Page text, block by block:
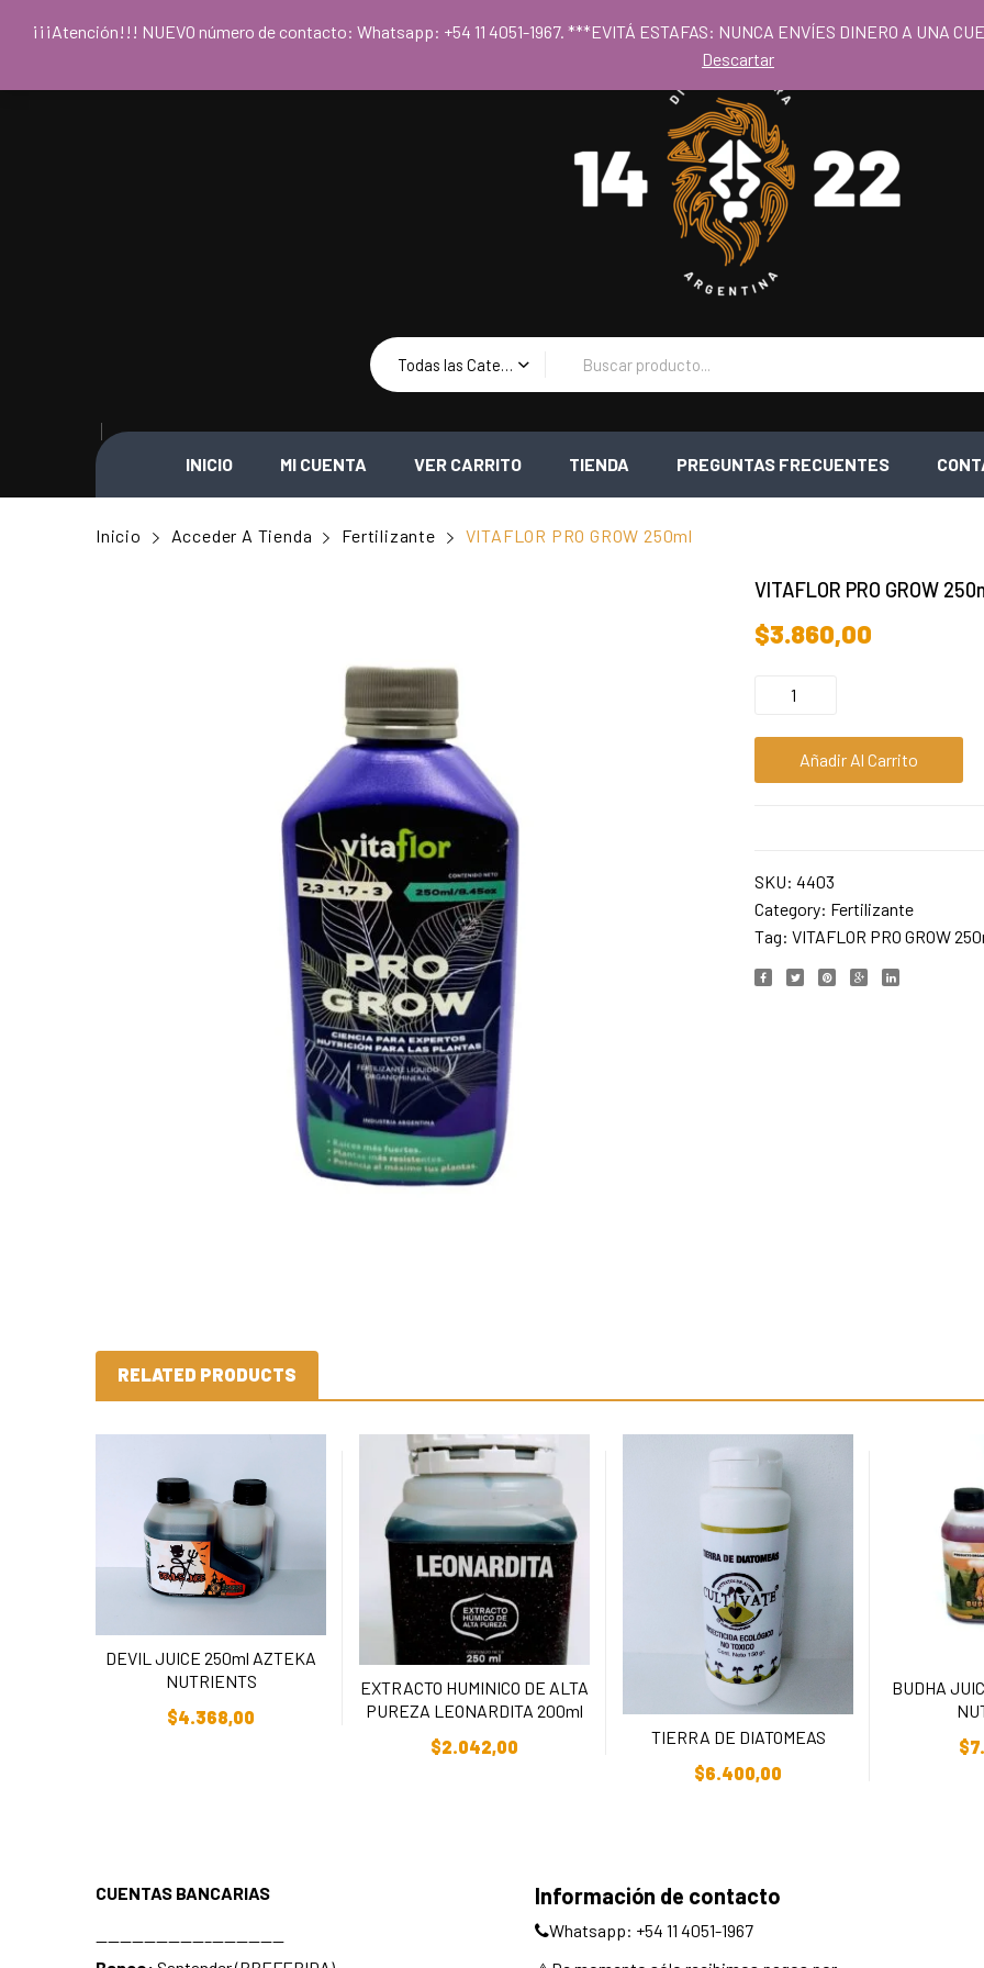
Todas las Categorias
INICIO MI CUENTA VER CARRITO TIENDA PREGUNTAS FRECUENTES
Inicio Acceder A Tienda Fertilizante VITAFLOR PRO GROW 250ml
VITAFLOR PRO GROW
$3.860,00
Añadir Al Carrito
SKU: 4403
Category: Fertilizante
Tag: VITAFLOR PRO GROW
RELATED PRODUCTS
DEVIL JUICE 250ml AZTEKA
NUTRIENTS
$4.368,00
EXTRACTO HUMINICO DE ALTA
PUREZA LEONARDITA 200ml
$2.042,00
TIERRA DE DIATOMEAS
$6.400,00
BUDHA
$
CUENTAS BANCARIAS
—————————–——————
Información de contacto
Whatsapp: +54 11 4051-1967
¡¡¡Atención!!! NUEVO número de contacto: Whatsapp: +54 11 4051-1967. ***EVITÁ ESTAFAS: NUNCA ENVÍES DINERO A UNA
Descartar